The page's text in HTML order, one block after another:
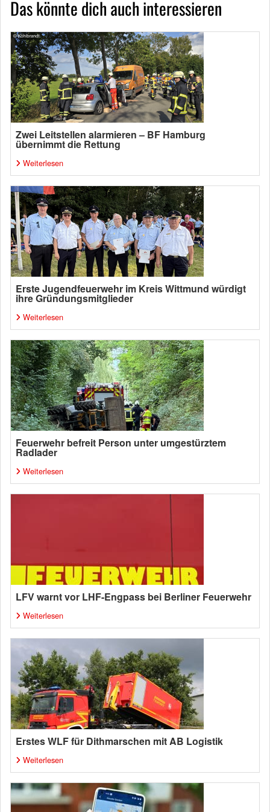
Das könnte dich auch interessieren
Zwei Leitstellen alarmieren – BF Hamburg
übernimmt die Rettung
Weiterlesen
Erste Jugendfeuerwehr im Kreis Wittmund würdigt
ihre Gründungsmitglieder
Weiterlesen
Feuerwehr befreit Person unter umgestürztem
Radlader
Weiterlesen
LFV warnt vor LHF-Engpass bei Berliner Feuerwehr
Weiterlesen
Erstes WLF für Dithmarschen mit AB Logistik
Weiterlesen